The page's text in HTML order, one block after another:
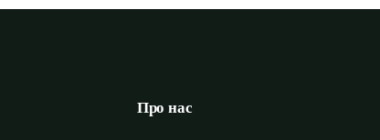
Про нас